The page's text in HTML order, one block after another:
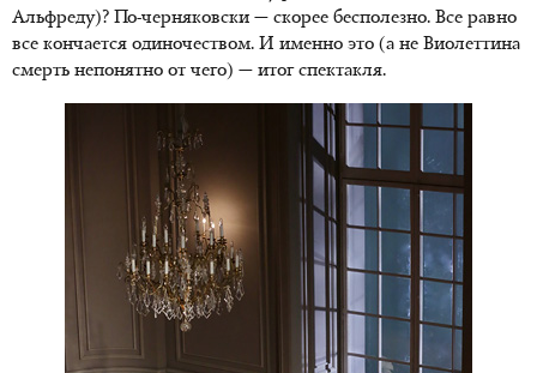
Альфреду)? По-черняковски — скорее бесполезно. Все равно
все кончается одиночеством. И именно это (а не Виолеттина
смерть непонятно от чего) — итог спектакля.